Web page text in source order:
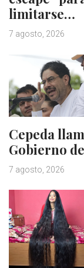
limitarse…
7 agosto, 2026
Cepeda
Gobierno
7 agosto, 2026